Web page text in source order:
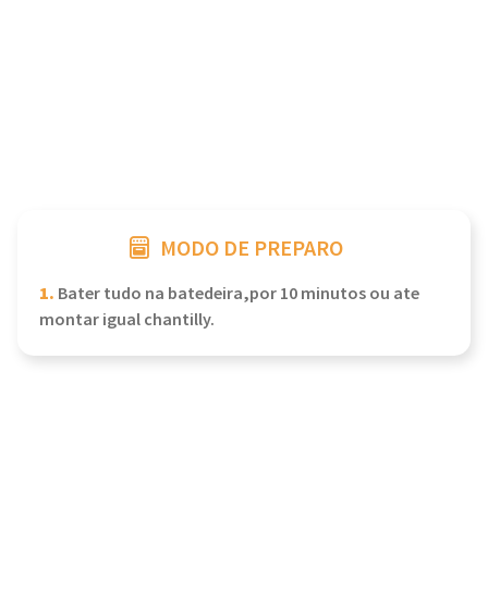
MODO DE PREPARO
1. Bater tudo na batedeira,por 10 minutos ou ate
montar igual chantilly.